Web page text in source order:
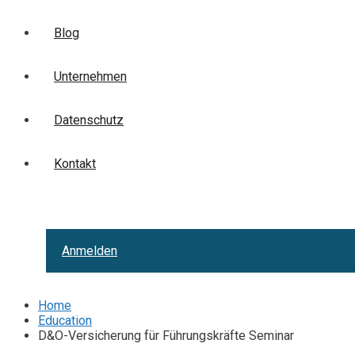
Blog
Unternehmen
Datenschutz
Kontakt
Anmelden
Home
Education
D&O-Versicherung für Führungskräfte Seminar